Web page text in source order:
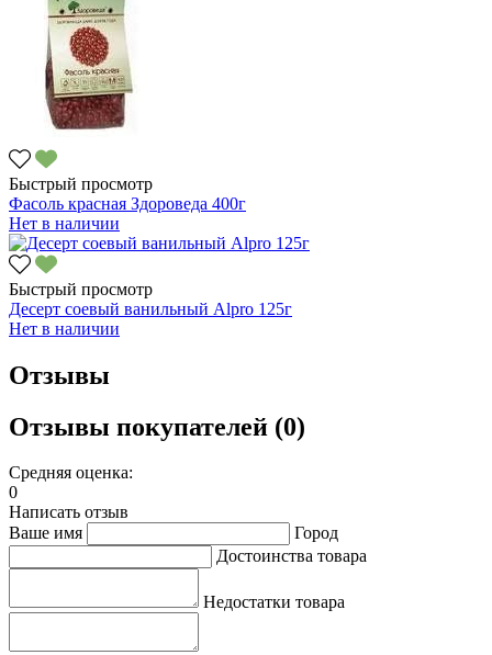
Быстрый просмотр
Фасоль красная Здороведа 400г
Нет в наличии
Быстрый просмотр
Десерт соевый ванильный Alpro 125г
Нет в наличии
Отзывы
Отзывы покупателей (0)
Средняя оценка:
0
Написать отзыв
Ваше имя
Город
Достоинства товара
Недостатки товара